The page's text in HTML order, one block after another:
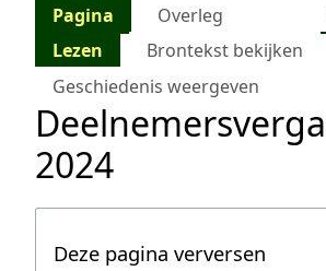
Pagina Overleg
Lezen
Brontekst bekijken
Geschiedenis weergeven
2024
Deze pagina verversen